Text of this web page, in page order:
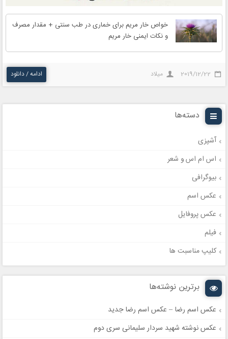
خواص خار مریم برای خماری در طب سنتی + مقدار مصرف
و نکات ایمنی خار مریم
2019/12/22 میلاد ادامه / دانلود
دسته‌ها
آشپزی
اس ام اس و شعر
بیوگرافی
عکس اسم
عکس پروفایل
فیلم
کلیپ مناسبت ها
برترین نوشته‌ها
عکس اسم رضا – عکس اسم رضا جدید
عکس نوشته شهید سردار سلیمانی سری دوم